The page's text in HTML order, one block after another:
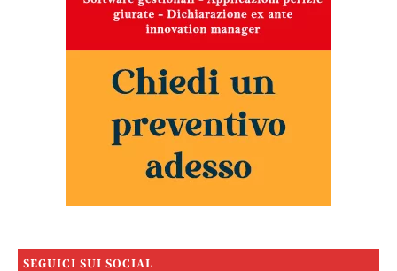
SEGUICI SUI SOCIAL